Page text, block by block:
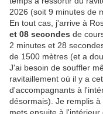
2026 (soit 9 minutes de
En tout cas, j'arrive à
et 08 secondes de
2 minutes et 28
de 1500 mètres (et a
J'ai besoin de souffler
ravitaillement où il y a
d'accompagnants à
désormais). Je remplis